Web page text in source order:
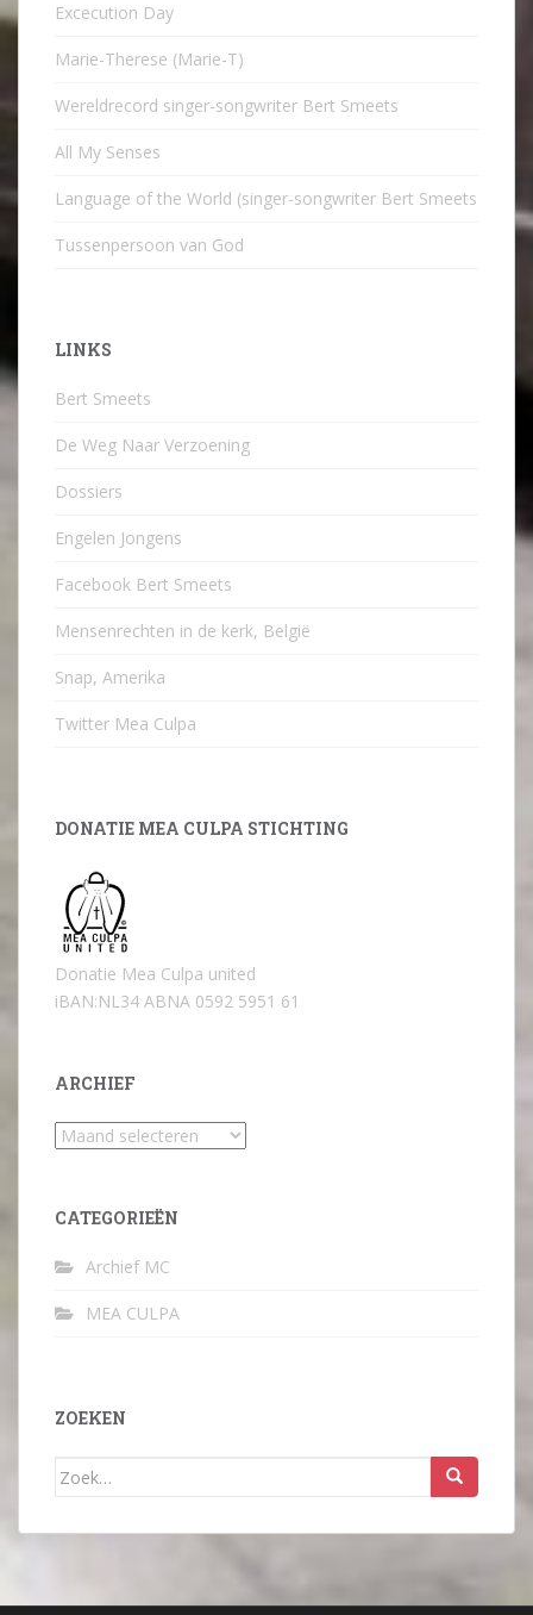
Excecution Day
Marie-Therese (Marie-T)
Wereldrecord singer-songwriter Bert Smeets
All My Senses
Language of the World (singer-songwriter Bert Smeets
Tussenpersoon van God
LINKS
Bert Smeets
De Weg Naar Verzoening
Dossiers
Engelen Jongens
Facebook Bert Smeets
Mensenrechten in de kerk, België
Snap, Amerika
Twitter Mea Culpa
DONATIE MEA CULPA STICHTING
Donatie Mea Culpa united
iBAN:NL34 ABNA 0592 5951 61
ARCHIEF
Archief
CATEGORIEËN
Archief MC
MEA CULPA
ZOEKEN
Zoek